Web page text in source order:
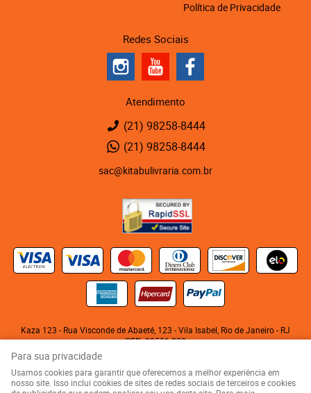
Política de Privacidade
Redes Sociais
Atendimento
(21) 98258-8444
(21) 98258-8444
sac@kitabulivraria.com.br
Kaza 123 - Rua Visconde de Abaeté, 123 -Vila Isabel, Rio de Janeiro- RJ
CEP: 20551-080
KITABU LIVRARIA NEGRA E EDITORA LTDA
Para sua privacidade
Usamos cookies para garantir que oferecemos a melhor experiência em
nosso site. Isso inclui cookies de sites de redes sociais de terceiros e cookies